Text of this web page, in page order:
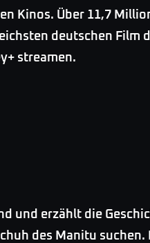
Kinos. Über 11,7
deutschen Film
streamen.
und erzählt die
des Manitu suchen.